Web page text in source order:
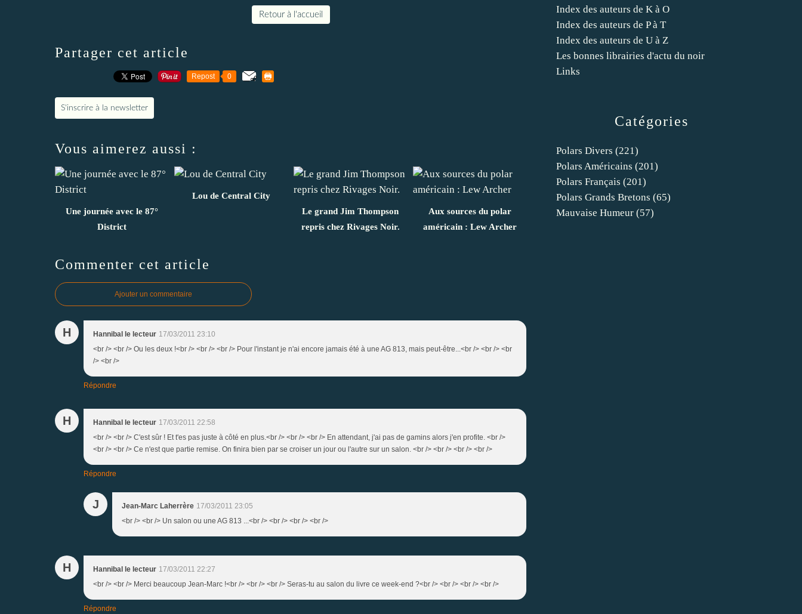
Retour à l'accueil
Partager cet article
Repost 0
S'inscrire à la newsletter
Vous aimerez aussi :
Une journée avec le 87°
District
Lou de Central City
Le grand Jim Thompson
repris chez Rivages Noir.
Aux sources du polar
américain : Lew Archer
Commenter cet article
Ajouter un commentaire
H Hannibal le lecteur 17/03/2011 23:10
<br /> <br /> Ou les deux !<br /> <br /> <br /> Pour l'instant je n'ai encore jamais été à une AG 813, mais peut-être...<br /> <br /> <br
/> <br />
Répondre
H Hannibal le lecteur 17/03/2011 22:58
<br /> <br /> C'est sûr ! Et t'es pas juste à côté en plus.<br /> <br /> <br /> En attendant, j'ai pas de gamins alors j'en profite. <br />
<br /> <br /> Ce n'est que partie remise. On finira bien par se croiser un jour ou l'autre sur un salon. <br /> <br /> <br /> <br />
Répondre
J Jean-Marc Laherrère 17/03/2011 23:05
<br /> <br /> Un salon ou une AG 813 ...<br /> <br /> <br /> <br />
H Hannibal le lecteur 17/03/2011 22:27
<br /> <br /> Merci beaucoup Jean-Marc !<br /> <br /> <br /> Seras-tu au salon du livre ce week-end ?<br /> <br /> <br /> <br />
Répondre
Catégories
Polars Divers (221)
Polars Américains (201)
Polars Français (201)
Polars Grands Bretons (65)
Mauvaise Humeur (57)
Index des auteurs de K à O
Index des auteurs de P à T
Index des auteurs de U à Z
Les bonnes librairies d'actu du noir
Links